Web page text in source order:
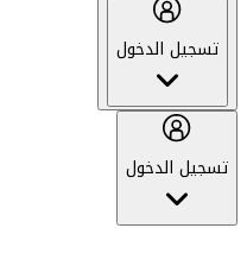
تسجيل الدخول
تسجيل الدخول